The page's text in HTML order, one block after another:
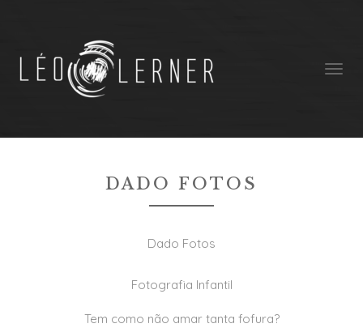
DADO FOTOS
Dado Fotos
Fotografia Infantil
Tem como não amar tanta fofura?